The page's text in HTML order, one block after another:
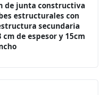
de junta constructiva
estructurales con
secundaria
de espesor y 15cm